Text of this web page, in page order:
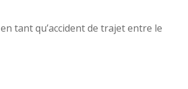
tant qu’accident de trajet entre le